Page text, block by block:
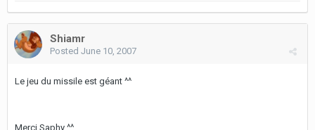
Shiamr
Posted June 10, 2007
Le jeu du missile est géant ^^
Merci Saphy ^^